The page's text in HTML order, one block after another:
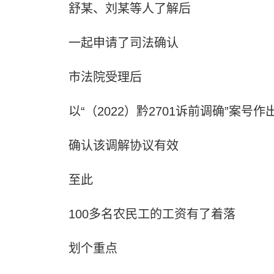
舒某、刘某等人了解后
一起申请了司法确认
市法院受理后
以“（2022）黔2701诉前调确”案号作
确认该调解协议有效
至此
100多名农民工的工资有了着落
划个重点